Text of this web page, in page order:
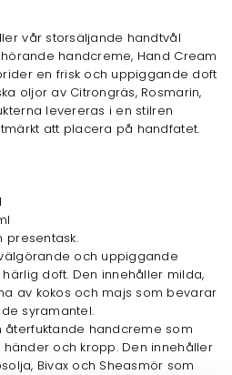
vår storsäljande handtvål
handcreme, Hand Cream
en frisk och uppiggande doft
oljor av Citrongräs, Rosmarin,
levereras i en stilren
att placera på handfatet.
presentask.
och uppiggande
doft. Den innehåller milda,
av kokos och majs som bevarar
syramantel.
återfuktande handcreme som
och kropp. Den innehåller
Bivax och Sheasmör som